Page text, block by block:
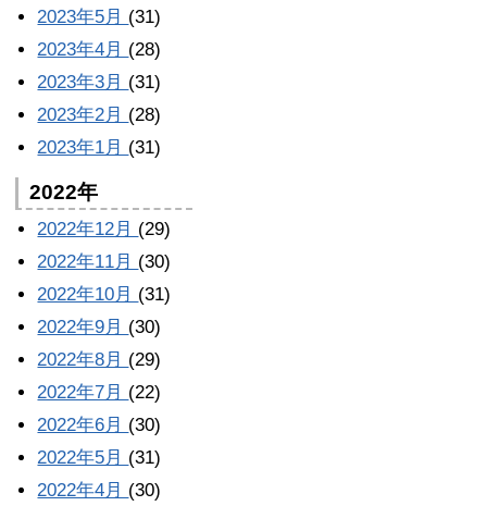
2023年5月 (31)
2023年4月 (28)
2023年3月 (31)
2023年2月 (28)
2023年1月 (31)
2022年
2022年12月 (29)
2022年11月 (30)
2022年10月 (31)
2022年9月 (30)
2022年8月 (29)
2022年7月 (22)
2022年6月 (30)
2022年5月 (31)
2022年4月 (30)